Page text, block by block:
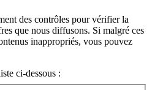
des contrôles pour vérifier la
que nous diffusons. Si malgré ces
inappropriés, vous pouvez
ci-dessous :